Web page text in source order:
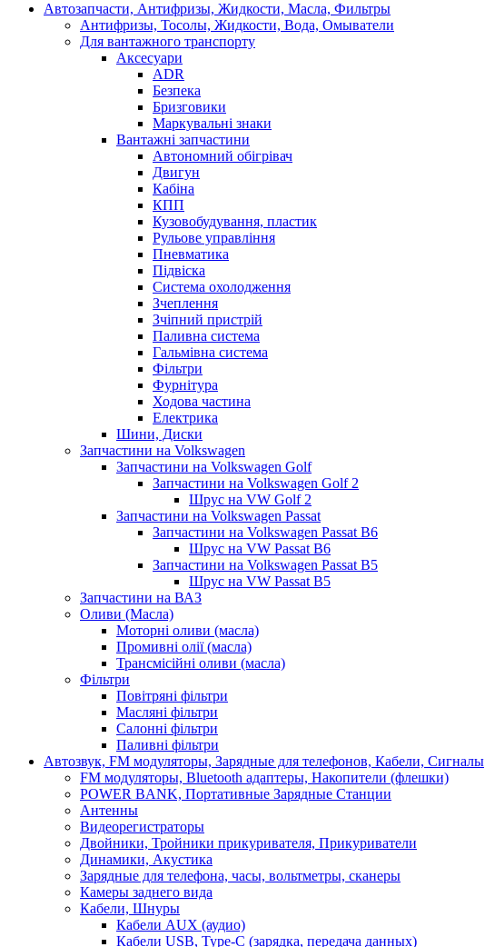
Автозапчасти, Антифризы, Жидкости, Масла, Фильтры
Антифризы, Тосолы, Жидкости, Вода, Омыватели
Для вантажного транспорту
Аксесуари
ADR
Безпека
Бризговики
Маркувальні знаки
Вантажні запчастини
Автономний обігрівач
Двигун
Кабіна
КПП
Кузовобудування, пластик
Рульове управління
Пневматика
Підвіска
Система охолодження
Зчеплення
Зчіпний пристрій
Паливна система
Гальмівна система
Фільтри
Фурнітура
Ходова частина
Електрика
Шини, Диски
Запчастини на Volkswagen
Запчастини на Volkswagen Golf
Запчастини на Volkswagen Golf 2
Шрус на VW Golf 2
Запчастини на Volkswagen Passat
Запчастини на Volkswagen Passat B6
Шрус на VW Passat B6
Запчастини на Volkswagen Passat B5
Шрус на VW Passat B5
Запчастини на ВАЗ
Оливи (Масла)
Моторні оливи (масла)
Промивні олії (масла)
Трансмісійні оливи (масла)
Фільтри
Повітряні фільтри
Масляні фільтри
Салонні фільтри
Паливні фільтри
Автозвук, FM модуляторы, Зарядные для телефонов, Кабели, Сигналы
FM модуляторы, Bluetooth адаптеры, Накопители (флешки)
POWER BANK, Портативные Зарядные Станции
Антенны
Видеорегистраторы
Двойники, Тройники прикуривателя, Прикуриватели
Динамики, Акустика
Зарядные для телефона, часы, вольтметры, сканеры
Камеры заднего вида
Кабели, Шнуры
Кабели AUX (аудио)
Кабели USB, Type-C (зарядка, передача данных)